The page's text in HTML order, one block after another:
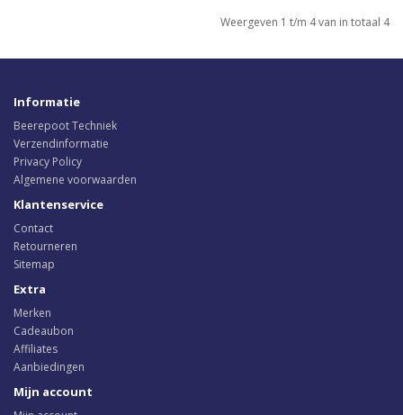
Weergeven 1 t/m 4 van in totaal 4
Informatie
Beerepoot Techniek
Verzendinformatie
Privacy Policy
Algemene voorwaarden
Klantenservice
Contact
Retourneren
Sitemap
Extra
Merken
Cadeaubon
Affiliates
Aanbiedingen
Mijn account